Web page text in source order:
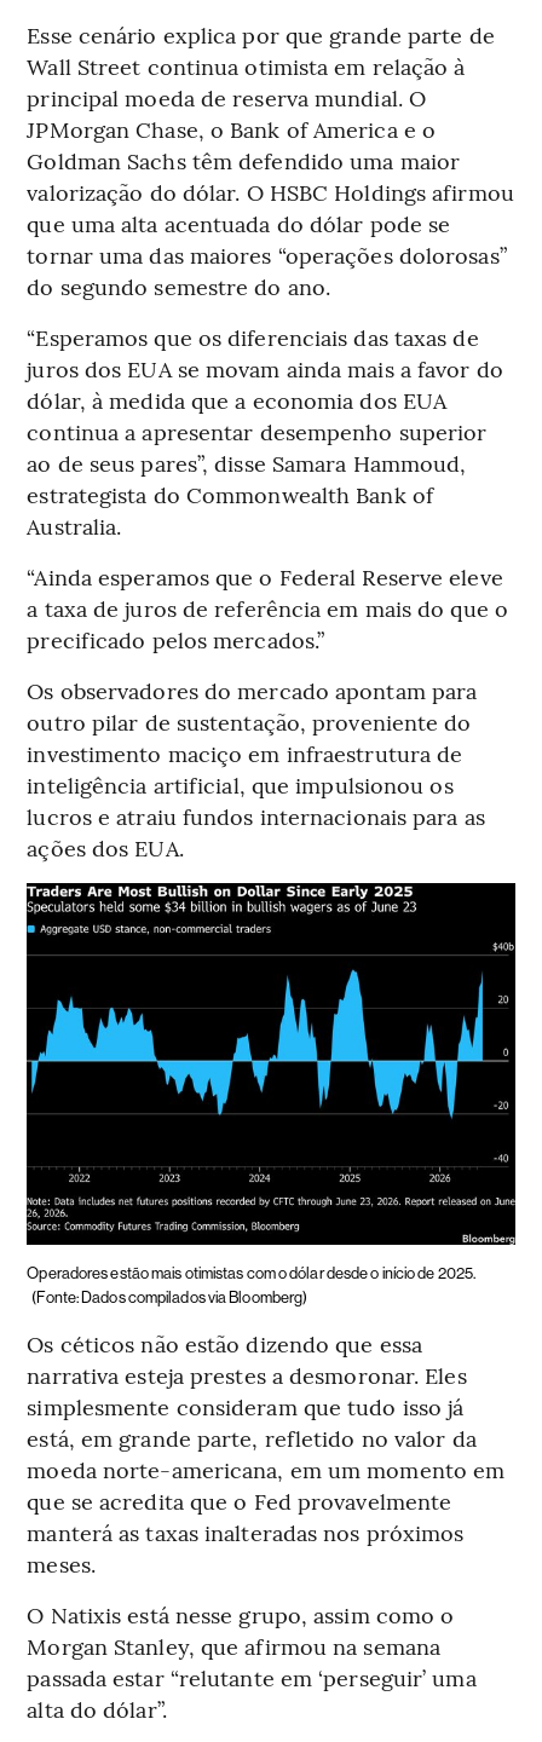
Esse cenário explica por que grande parte de
Wall Street continua otimista em relação à
principal moeda de reserva mundial. O
JPMorgan Chase, o Bank of America e o
Goldman Sachs têm defendido uma maior
valorização do dólar. O HSBC Holdings afirmou
que uma alta acentuada do dólar pode se
tornar uma das maiores “operações dolorosas”
do segundo semestre do ano.
“Esperamos que os diferenciais das taxas de
juros dos EUA se movam ainda mais a favor do
dólar, à medida que a economia dos EUA
continua a apresentar desempenho superior
ao de seus pares”, disse Samara Hammoud,
estrategista do Commonwealth Bank of
Australia.
“Ainda esperamos que o Federal Reserve eleve
a taxa de juros de referência em mais do que o
precificado pelos mercados.”
Os observadores do mercado apontam para
outro pilar de sustentação, proveniente do
investimento maciço em infraestrutura de
inteligência artificial, que impulsionou os
lucros e atraiu fundos internacionais para as
ações dos EUA.
Operadores estão mais otimistas com o dólar desde o início de 2025.
(Fonte: Dados compilados via Bloomberg)
Os céticos não estão dizendo que essa
narrativa esteja prestes a desmoronar. Eles
simplesmente consideram que tudo isso já
está, em grande parte, refletido no valor da
moeda norte-americana, em um momento em
que se acredita que o Fed provavelmente
manterá as taxas inalteradas nos próximos
meses.
O Natixis está nesse grupo, assim como o
Morgan Stanley, que afirmou na semana
passada estar “relutante em ‘perseguir’ uma
alta do dólar”.